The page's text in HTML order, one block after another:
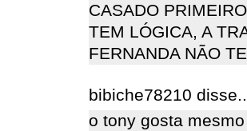
CASADO
TEM LÓGICA, A
FERNANDA NÃO
bibiche78210
o tony gosta